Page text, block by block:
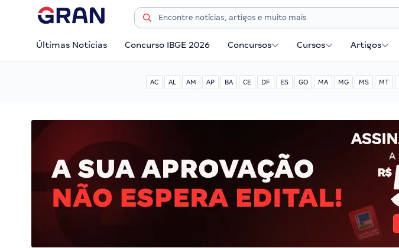
Últimas Notícias Concurso IBGE 2026 Concursos Cursos Artigos
AC AL AM AP BA CE DF ES GO MA MG MS MT